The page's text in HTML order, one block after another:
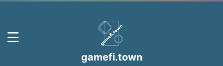
gamefi.town